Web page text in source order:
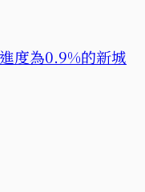
度為0.9%的新城